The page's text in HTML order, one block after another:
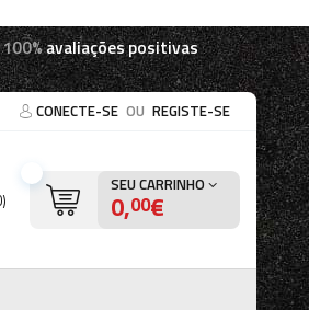
100%avaliações positivas
CONECTE-SE OU REGISTE-SE
SEU CARRINHO
0,00€